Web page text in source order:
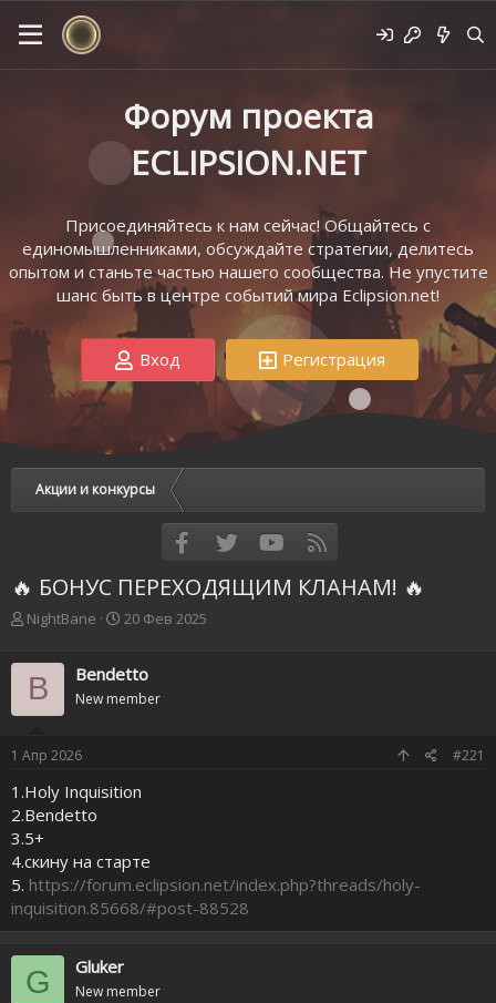
Форум проекта
ECLIPSION.NET
Присоединяйтесь к нам сейчас! Общайтесь с
единомышленниками, обсуждайте стратегии, делитесь
опытом и станьте частью нашего сообщества. Не упустите
шанс быть в центре событий мира Eclipsion.net!
Вход Регистрация
Акции и конкурсы
FacebookTwitter youtube
🔥 БОНУС ПЕРЕХОДЯЩИМ КЛАНАМ! 🔥
А
о
р
т
м
NightBane
Д
а
н
а
20 Фев 2025
B Bendetto
New member
1 Апр 2026 #221
1.Holy Inquisition
2.Bendetto
3.5+
4.скину на старте
5. https://forum.eclipsion.net/index.php?threads/holy-
inquisition.85668/#post-88528
G Gluker
New member